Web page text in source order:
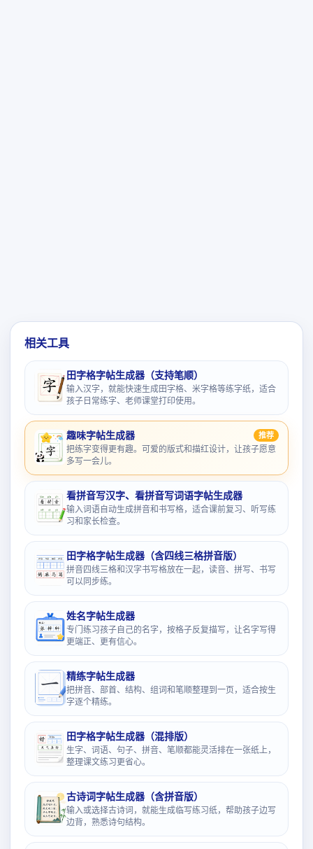
相关工具
田字格字帖生成器（支持笔顺）
输入汉字，就能快速生成田字格、米字格等练字纸，适合
孩子日常练字、老师课堂打印使用。
趣味字帖生成器 推荐
把练字变得更有趣。可爱的版式和描红设计，让孩子愿意
多写一会儿。
看拼音写汉字、看拼音写词语字帖生成器
输入词语自动生成拼音和书写格，适合课前复习、听写练
习和家长检查。
田字格字帖生成器（含四线三格拼音版）
拼音四线三格和汉字书写格放在一起，读音、拼写、书写
可以同步练。
姓名字帖生成器
专门练习孩子自己的名字，按格子反复描写，让名字写得
更端正、更有信心。
精练字帖生成器
把拼音、部首、结构、组词和笔顺整理到一页，适合按生
字逐个精练。
田字格字帖生成器（混排版）
生字、词语、句子、拼音、笔顺都能灵活排在一张纸上，
整理课文练习更省心。
古诗词字帖生成器（含拼音版）
输入或选择古诗词，就能生成临写练习纸，帮助孩子边写
边背，熟悉诗句结构。